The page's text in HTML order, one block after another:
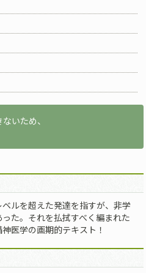
いため、
ルを超えた発達を指すが、非学
た。それを払拭すべく編まれた
医学の画期的テキスト！